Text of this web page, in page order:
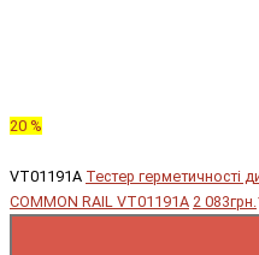
20 %
VT01191A Тестер герметичності
COMMON RAIL VT01191A 2 083грн.